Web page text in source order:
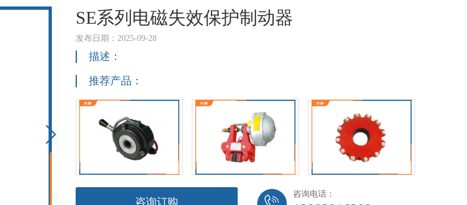

SE系列电磁失效保护制动器
发布日期：2025-09-28
描述：
推荐产品：
咨询订购
咨询电话：